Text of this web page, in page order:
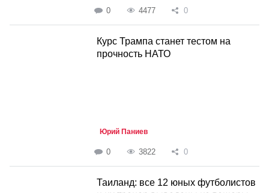
0 4477 0
Курс Трампа станет тестом на
прочность НАТО
Юрий Паниев
0 3822 0
Таиланд: все 12 юных футболистов